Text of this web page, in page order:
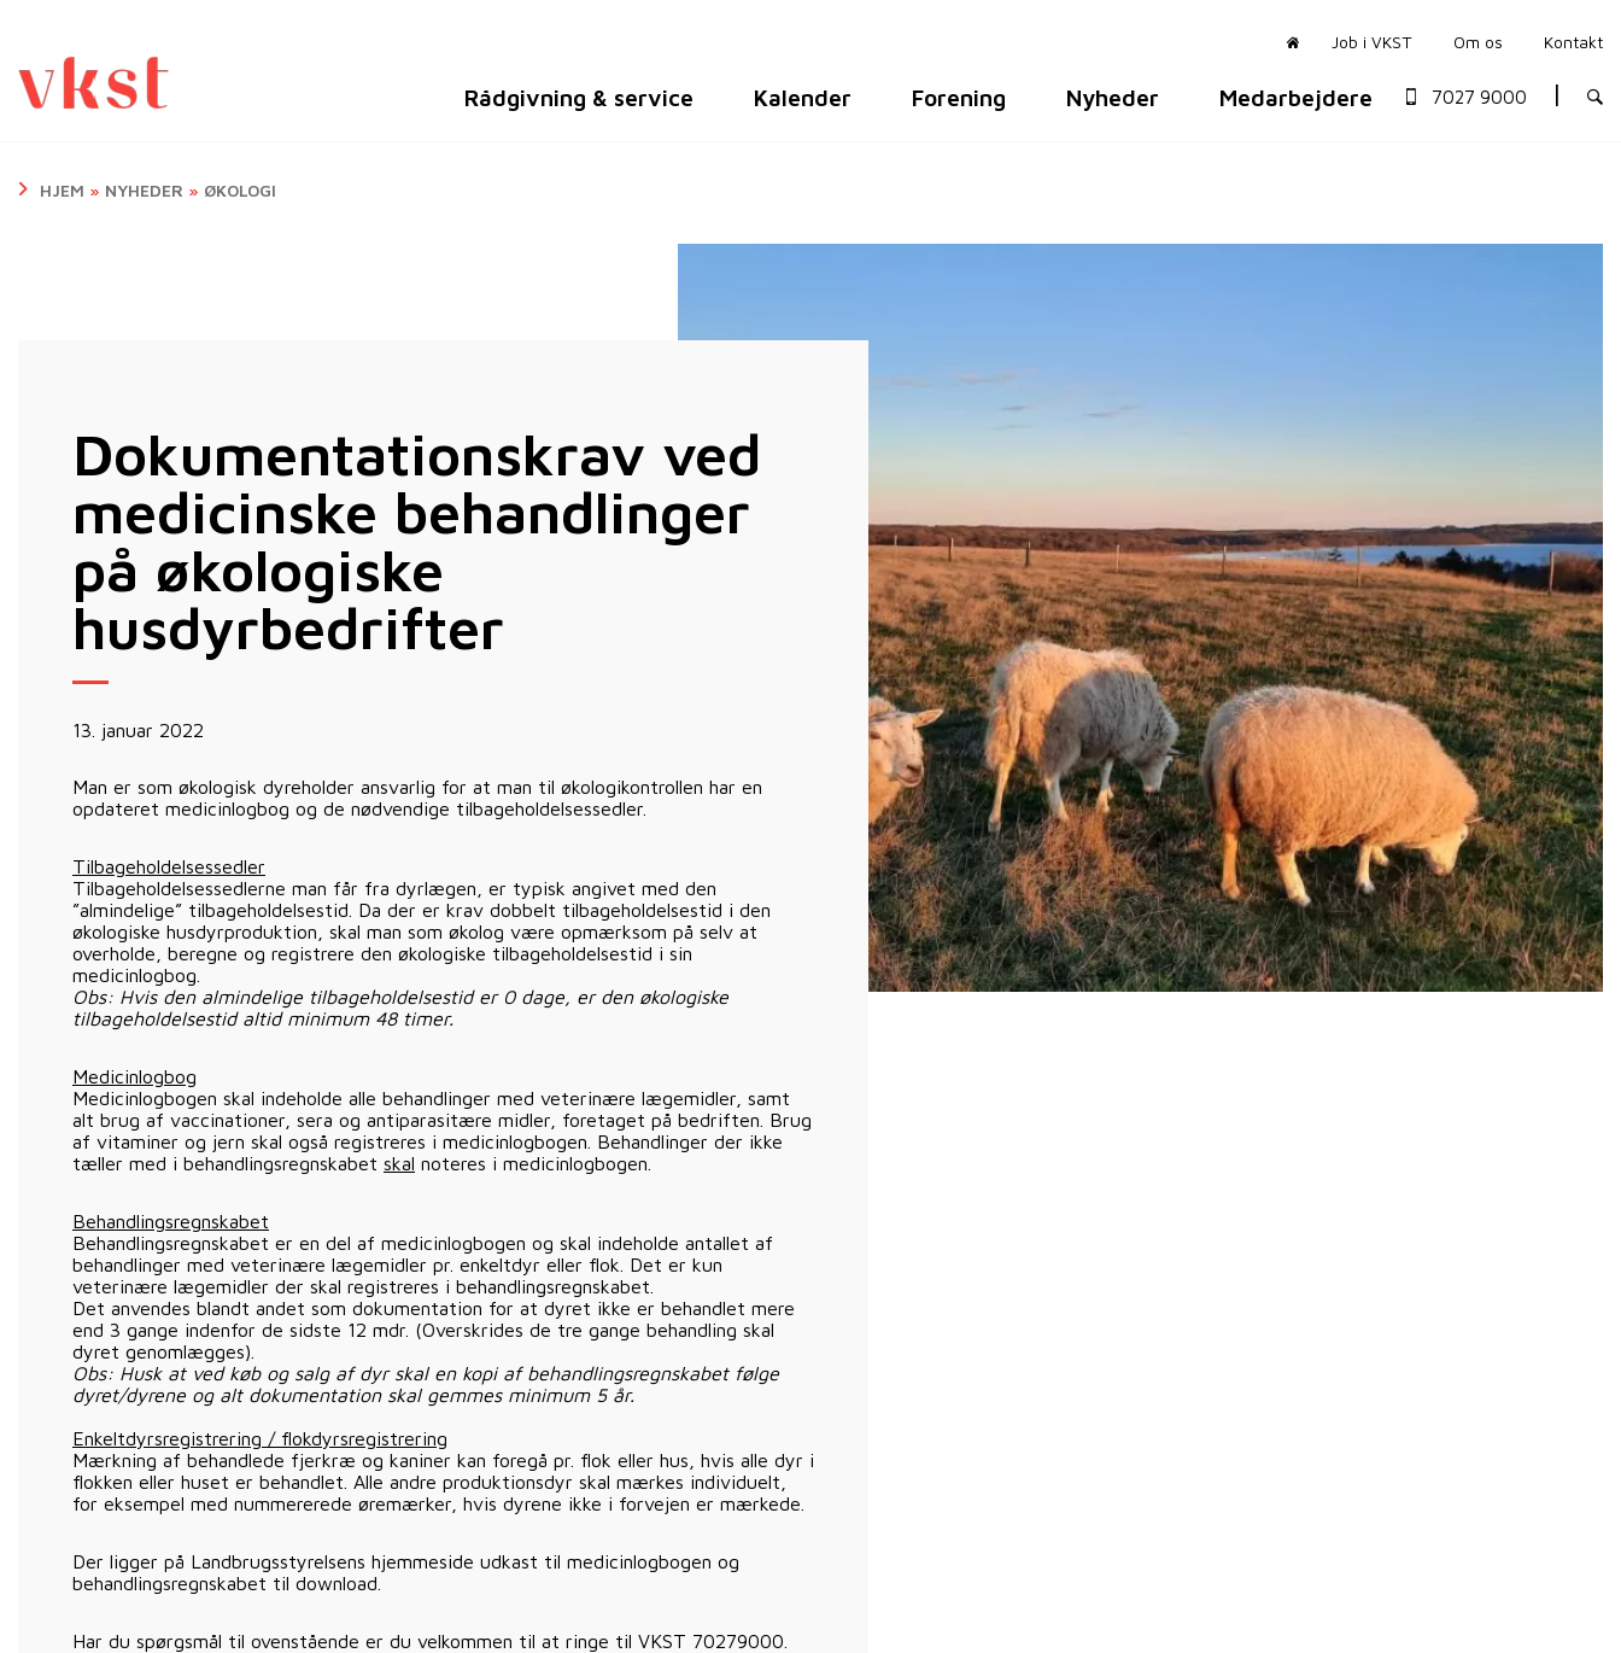
Job i VKST Om os Kontakt
Rådgivning & service Kalender Forening Nyheder Medarbejdere 7027 9000
HJEM » NYHEDER » ØKOLOGI
Dokumentationskrav ved
medicinske behandlinger
på økologiske
husdyrbedrifter
13. januar 2022
Man er som økologisk dyreholder ansvarlig for at man til økologikontrollen har en
opdateret medicinlogbog og de nødvendige tilbageholdelsessedler.
Tilbageholdelsessedler
Tilbageholdelsessedlerne man får fra dyrlægen, er typisk angivet med den
”almindelige” tilbageholdelsestid. Da der er krav dobbelt tilbageholdelsestid i den
økologiske husdyrproduktion, skal man som økolog være opmærksom på selv at
overholde, beregne og registrere den økologiske tilbageholdelsestid i sin
medicinlogbog.
Obs: Hvis den almindelige tilbageholdelsestid er 0 dage, er den økologiske
tilbageholdelsestid altid minimum 48 timer.
Medicinlogbog
Medicinlogbogen skal indeholde alle behandlinger med veterinære lægemidler, samt
alt brug af vaccinationer, sera og antiparasitære midler, foretaget på bedriften. Brug
af vitaminer og jern skal også registreres i medicinlogbogen. Behandlinger der ikke
tæller med i behandlingsregnskabet skal noteres i medicinlogbogen.
Behandlingsregnskabet
Behandlingsregnskabet er en del af medicinlogbogen og skal indeholde antallet af
behandlinger med veterinære lægemidler pr. enkeltdyr eller flok. Det er kun
veterinære lægemidler der skal registreres i behandlingsregnskabet.
Det anvendes blandt andet som dokumentation for at dyret ikke er behandlet mere
end 3 gange indenfor de sidste 12 mdr. (Overskrides de tre gange behandling skal
dyret genomlægges).
Obs: Husk at ved køb og salg af dyr skal en kopi af behandlingsregnskabet følge
dyret/dyrene og alt dokumentation skal gemmes minimum 5 år.
Enkeltdyrsregistrering / flokdyrsregistrering
Mærkning af behandlede fjerkræ og kaniner kan foregå pr. flok eller hus, hvis alle dyr i
flokken eller huset er behandlet. Alle andre produktionsdyr skal mærkes individuelt,
for eksempel med nummererede øremærker, hvis dyrene ikke i forvejen er mærkede.
Der ligger på Landbrugsstyrelsens hjemmeside udkast til medicinlogbogen og
behandlingsregnskabet til download.
Har du spørgsmål til ovenstående er du velkommen til at ringe til VKST 70279000.